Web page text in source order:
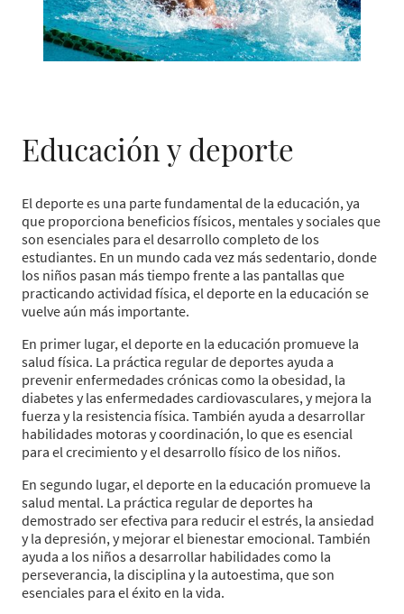
Educación y deporte
El deporte es una parte fundamental de la educación, ya
que proporciona beneficios físicos, mentales y sociales que
son esenciales para el desarrollo completo de los
estudiantes. En un mundo cada vez más sedentario, donde
los niños pasan más tiempo frente a las pantallas que
practicando actividad física, el deporte en la educación se
vuelve aún más importante.
En primer lugar, el deporte en la educación promueve la
salud física. La práctica regular de deportes ayuda a
prevenir enfermedades crónicas como la obesidad, la
diabetes y las enfermedades cardiovasculares, y mejora la
fuerza y la resistencia física. También ayuda a desarrollar
habilidades motoras y coordinación, lo que es esencial
para el crecimiento y el desarrollo físico de los niños.
En segundo lugar, el deporte en la educación promueve la
salud mental. La práctica regular de deportes ha
demostrado ser efectiva para reducir el estrés, la ansiedad
y la depresión, y mejorar el bienestar emocional. También
ayuda a los niños a desarrollar habilidades como la
perseverancia, la disciplina y la autoestima, que son
esenciales para el éxito en la vida.